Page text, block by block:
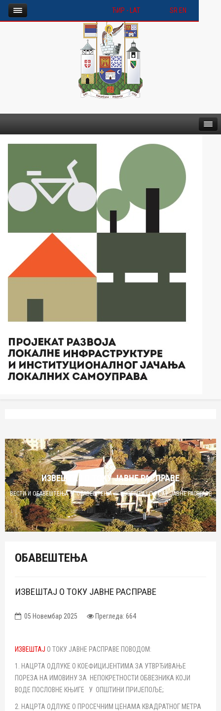
SR EN
ЋИР - LАТ
ИЗВЕШТАЈ О ТОКУ ЈАВНЕ РАСПРАВЕ
ВЕСТИ И ОБАВЕШТЕЊА ОБАВЕШТЕЊА ИЗВЕШТАЈ О ТОКУ ЈАВНЕ РАСПРАВЕ
ОБАВЕШТЕЊА
ИЗВЕШТАЈ О ТОКУ ЈАВНЕ РАСПРАВЕ
05 Новембар 2025 Прегледа: 664
ИЗВЕШТАЈ О ТОКУ ЈАВНЕ РАСПРАВЕ ПОВОДОМ:
1. НАЦРТА ОДЛУКЕ О КОЕФИЦИЈЕНТИМА ЗА УТВРЂИВАЊЕ
ПОРЕЗА НА ИМОВИНУ ЗА НЕПОКРЕТНОСТИ ОБВЕЗНИКА КОЈИ
ВОДЕ ПОСЛОВНЕ КЊИГЕ У ОПШТИНИ ПРИЈЕПОЉЕ;
2. НАЦРТА ОДЛУКЕ О ПРОСЕЧНИМ ЦЕНАМА КВАДРАТНОГ МЕТРА